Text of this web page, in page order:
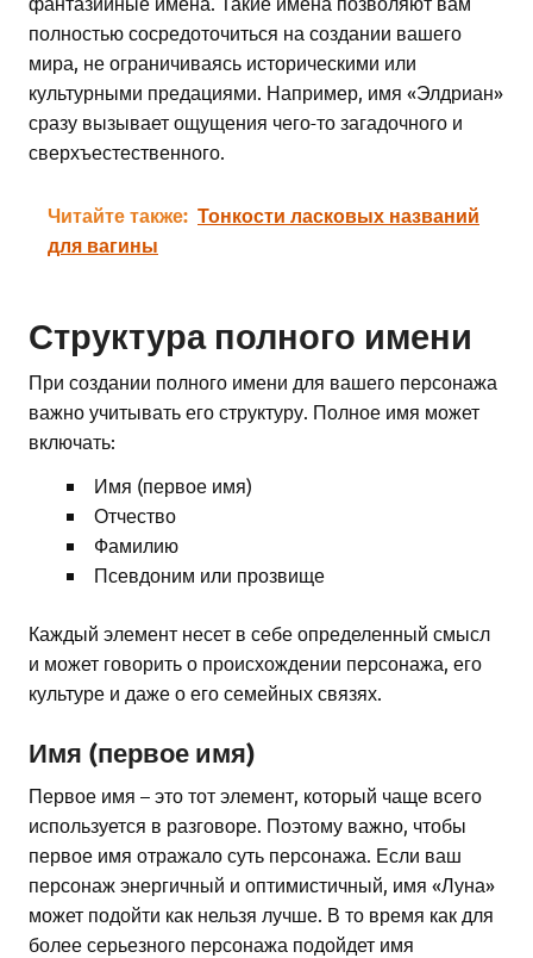
полностью сосредоточиться на создании вашего
мира, не ограничиваясь историческими или
культурными предациями. Например, имя «Элдриан»
сразу вызывает ощущения чего-то загадочного и
сверхъестественного.
Читайте также: Тонкости ласковых названий
для вагины
Структура полного имени
При создании полного имени для вашего персонажа
важно учитывать его структуру. Полное имя может
включать:
Имя (первое имя)
Отчество
Фамилию
Псевдоним или прозвище
Каждый элемент несет в себе определенный смысл
и может говорить о происхождении персонажа, его
культуре и даже о его семейных связях.
Имя (первое имя)
Первое имя – это тот элемент, который чаще всего
используется в разговоре. Поэтому важно, чтобы
первое имя отражало суть персонажа. Если ваш
персонаж энергичный и оптимистичный, имя «Луна»
может подойти как нельзя лучше. В то время как для
более серьезного персонажа подойдет имя